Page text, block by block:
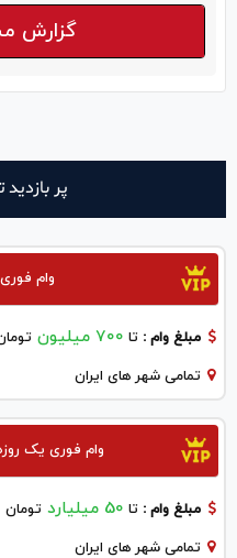
گزارش
پر
وام
مبلغ وام : تا 700 میلیون
تمامی شهر های ایران
وام فوری یک
مبلغ وام : تا 50 میلیارد تومان
تمامی شهر های ایران